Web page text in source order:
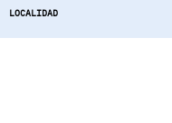
LOCALIDAD